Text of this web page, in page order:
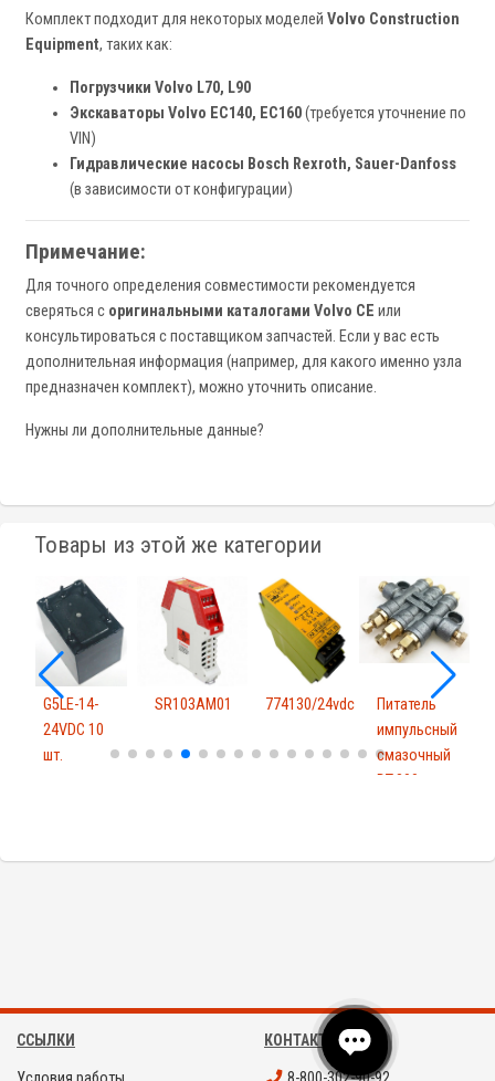
Комплект подходит для некоторых моделей Volvo Construction
Equipment, таких как:
Погрузчики Volvo L70, L90
Экскаваторы Volvo EC140, EC160(требуется уточнение по
VIN)
Гидравлические насосы Bosch Rexroth, Sauer-Danfoss
(в зависимости от конфигурации)
Примечание:
Для точного определения совместимости рекомендуется
сверяться с оригинальными каталогами Volvo CE или
консультироваться с поставщиком запчастей. Если у вас есть
дополнительная информация (например, для какого именно узла
предназначен комплект), можно уточнить описание.
Нужны ли дополнительные данные?
Товары из этой же категории
G5LE-14-
24VDC 10
шт.
SR103AM01 774130/24vdc
Питатель
импульсный
смазочный
DT-300
ССЫЛКИ КОНТАКТЫ